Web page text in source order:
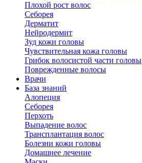
Плохой рост волос
Cеборея
Дерматит
Нейродермит
Зуд кожи головы
Чувствительная кожа головы
Грибок волосистой части головы
Поврежденные волосы
Врачи
База знаний
Алопеция
Себорея
Перхоть
Выпадение волос
Трансплантация волос
Болезни кожи головы
Домашнее лечение